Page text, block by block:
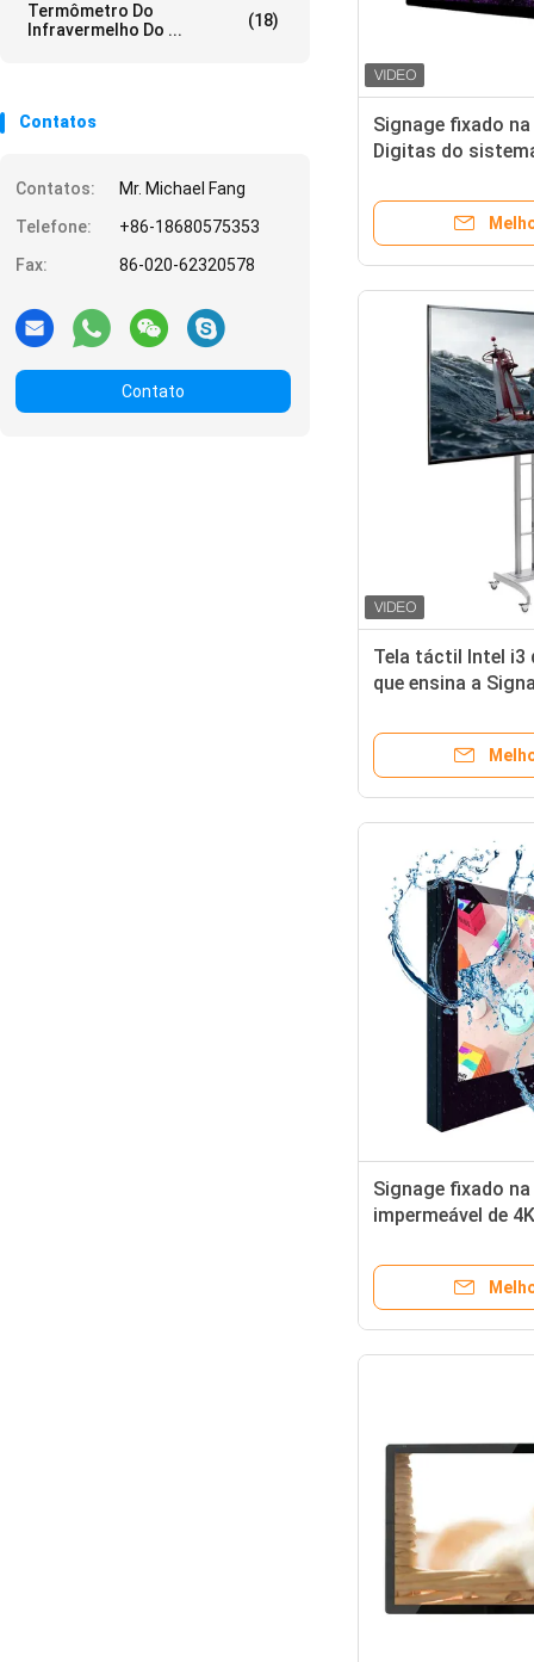
Termômetro Do
Infravermelho Do ...
(18)
Contatos
Contatos:
Mr. Michael Fang
Telefone:
+86-18680575353
Fax:
86-020-62320578
Contato
Signage fixado na
Digitas do
Tela táctil Intel i3
que ensina a
Signage fixado na
impermeável de